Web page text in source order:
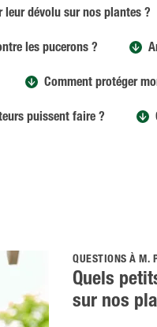
dévolu sur nos plantes ?
les pucerons ?
Comment protéger
puissent faire ?
QUESTIONS À M.
Quels
sur nos